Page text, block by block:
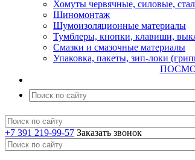
Хомуты червячные, силовые,
Шиномонтаж
Шумоизоляционные материалы
Тумблеры, кнопки, клавиши,
Смазки и смазочные материалы
Упаковка, пакеты, зип-локи
+7 391 219-99-57 Заказать звонок